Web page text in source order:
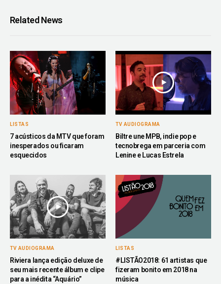
Related News
LISTAS
7 acústicos da MTV que foram
inesperados ou ficaram
esquecidos
TV AUDIOGRAMA
Biltre une MPB, indie pop e
tecnobrega em parceria com
Lenine e Lucas Estrela
TV AUDIOGRAMA
Riviera lança edição deluxe de
seu mais recente álbum e clipe
para a inédita “Aquário”
LISTAS
#LISTÃO2018: 61 artistas que
fizeram bonito em 2018 na
música